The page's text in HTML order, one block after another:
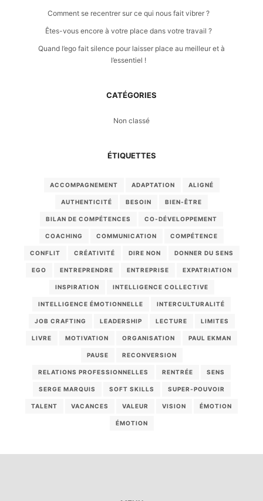
Comment se recentrer sur ce qui nous fait vibrer ?
Êtes-vous encore à votre place dans votre travail ?
Quand l’ego fait silence pour laisser place au meilleur et à
l’essentiel !
CATÉGORIES
Non classé
ÉTIQUETTES
ACCOMPAGNEMENT ADAPTATION ALIGNÉ
AUTHENTICITÉ BESOIN BIEN-ÊTRE
BILAN DE COMPÉTENCES CO-DÉVELOPPEMENT
COACHING COMMUNICATION COMPÉTENCE
CONFLIT CRÉATIVITÉ DIRE NON DONNER DU SENS
EGO ENTREPRENDRE ENTREPRISE EXPATRIATION
INSPIRATION INTELLIGENCE COLLECTIVE
INTELLIGENCE ÉMOTIONNELLE INTERCULTURALITÉ
JOB CRAFTING LEADERSHIP LECTURE LIMITES
LIVRE MOTIVATION ORGANISATION PAUL EKMAN
PAUSE RECONVERSION
RELATIONS PROFESSIONNELLES RENTRÉE SENS
SERGE MARQUIS SOFT SKILLS SUPER-POUVOIR
TALENT VACANCES VALEUR VISION ÉMOTION
ÉMOTION